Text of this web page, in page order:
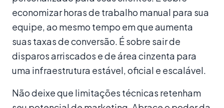
economizar horas de trabalho manual para sua
equipe, ao mesmo tempo em que aumenta
suas taxas de conversão. É sobre sair de
disparos arriscados e de área cinzenta para
uma infraestrutura estável, oficial e escalável.
Não deixe que limitações técnicas retenham